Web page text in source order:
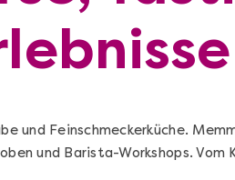
und Feinschmeckerküche.
und Barista-Workshops. Vom